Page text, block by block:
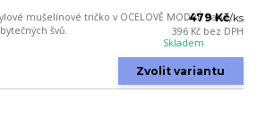
mušelínové tričko v OCELOVĚ MODRÉ barvě.
švů.
479 Kč/ks
396 Kč bez DPH
Skladem
Zvolit variantu